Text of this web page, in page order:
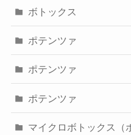
ボトックス
ポテンツァ
ポテンツァ
ポテンツァ
マイクロボトックス（